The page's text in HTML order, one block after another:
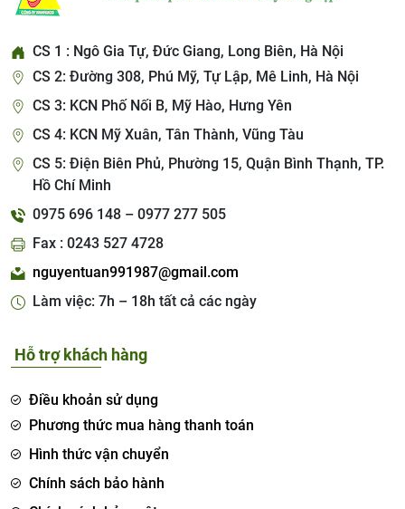
CS 1 : Ngô Gia Tự, Đức Giang, Long Biên, Hà Nội
CS 2: Đường 308, Phú Mỹ, Tự Lập, Mê Linh, Hà Nội
CS 3: KCN Phố Nối B, Mỹ Hào, Hưng Yên
CS 4: KCN Mỹ Xuân, Tân Thành, Vũng Tàu
CS 5: Điện Biên Phủ, Phường 15, Quận Bình Thạnh, TP.
Hồ Chí Minh
0975 696 148 – 0977 277 505
Fax : 0243 527 4728
nguyentuan991987@gmail.com
Làm việc: 7h – 18h tất cả các ngày
Hỗ trợ khách hàng
Điều khoản sử dụng
Phương thức mua hàng thanh toán
Hình thức vận chuyển
Chính sách bảo hành